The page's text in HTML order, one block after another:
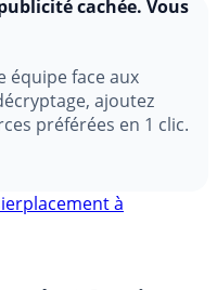
cachée. Vous
équipe face aux
ajoutez
préférées en 1 clic.